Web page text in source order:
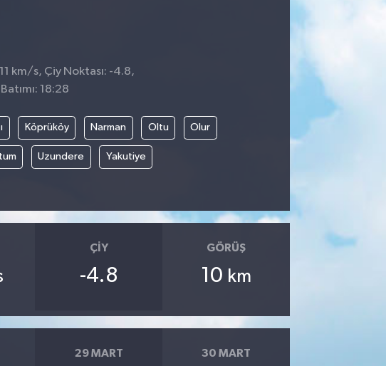
km/s, Çiy Noktası: -4.8,
18:28
Köprüköy Narman Oltu Olur
Uzundere Yakutiye
ÇIY
-4.8
GÖRÜŞ
10 km
29 MART 30 MART